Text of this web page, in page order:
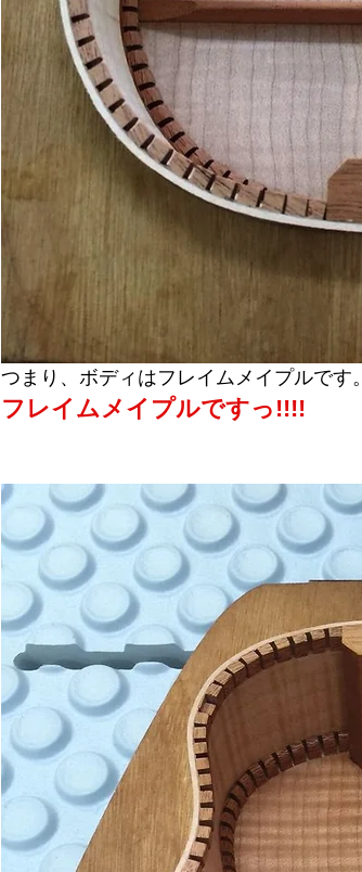
つまり、ボディはフレイムメイプルです。
フレイムメイプルですっ!!!!